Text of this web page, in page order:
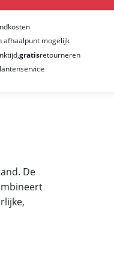
afhaalpunt mogelijk
gratisretourneren
De